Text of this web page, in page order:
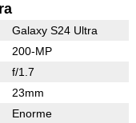
Galaxy S24 Ultra
200-MP
f/1.7
23mm
Enorme